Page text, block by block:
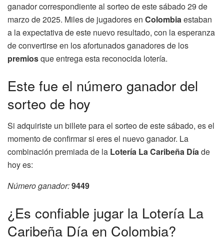
ganador correspondiente al sorteo de este sábado 29 de
marzo de 2025. Miles de jugadores en Colombiaestaban
a la expectativa de este nuevo resultado, con la esperanza
de convertirse en los afortunados ganadores de los
premiosque entrega esta reconocida lotería.
Este fue el número ganador del
sorteo de hoy
Si adquiriste un billete para el sorteo de este sábado, es el
momento de confirmar si eres el nuevo ganador. La
combinación premiada de la Lotería La Caribeña Díade
hoy es:
Número ganador:9449
¿Es confiable jugar la Lotería La
Caribeña Día en Colombia?